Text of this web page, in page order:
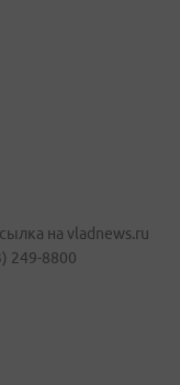
на vladnews.ru
249-8800